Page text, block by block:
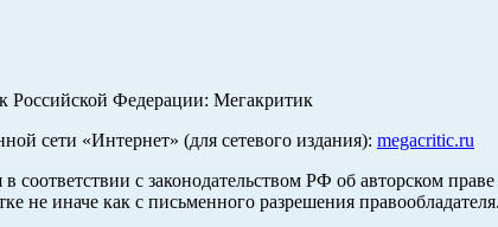
Российской Федерации: Мегакритик
сети «Интернет» (для сетевого издания): megacritic.ru
соответствии с законодательством РФ об авторском
не иначе как с письменного разрешения правообладателя.